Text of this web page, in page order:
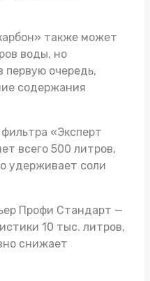
также может
воды, но
первую очередь,
содержания
«Эксперт
всего 500 литров,
удерживает соли
Профи Стандарт —
10 тыс. литров,
снижает